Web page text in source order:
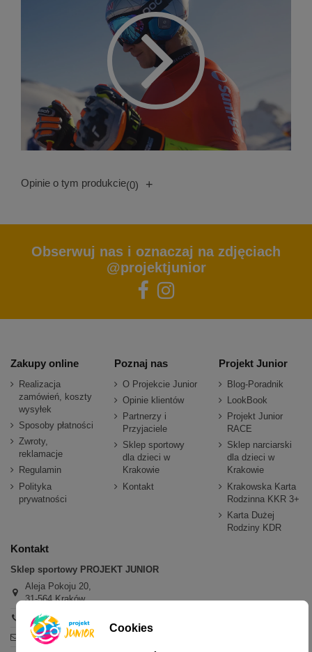
Opinie o tym produkcie(0) +
Obserwuj nas i oznaczaj na zdjęciach
@projektjunior
Zakupy online
Realizacja
zamówień, koszty
wysyłek
Sposoby płatności
Zwroty,
reklamacje
Regulamin
Polityka
prywatności
Poznaj nas
O Projekcie Junior
Opinie klientów
Partnerzy i
Przyjaciele
Sklep sportowy
dla dzieci w
Krakowie
Kontakt
Projekt Junior
Blog-Poradnik
LookBook
Projekt Junior
RACE
Sklep narciarski
dla dzieci w
Krakowie
Krakowska Karta
Rodzinna KKR 3+
Karta Dużej
Rodziny KDR
Kontakt
Sklep sportowy PROJEKT JUNIOR
Aleja Pokoju 20,
31-564 Kraków
+48 600 779 897
sklep@projektjunior.pl
Cookies